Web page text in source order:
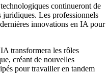
continueront de
Les professionnels
innovations en IA pour
transformera les rôles
créant de nouvelles
pour travailler en tandem